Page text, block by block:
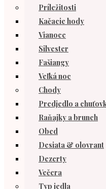
Príležitosti
Kačacie hody
Vianoce
Silvester
Fašiangy
Veľká noc
Chody
Predjedlo a
Raňajky a brunch
Obed
Desiata & olovrant
Dezerty
Večera
Typ jedla